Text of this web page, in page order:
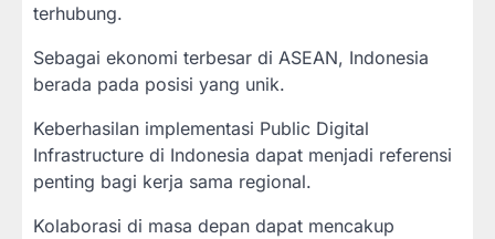
terhubung.
Sebagai ekonomi terbesar di ASEAN, Indonesia
berada pada posisi yang unik.
Keberhasilan implementasi Public Digital
Infrastructure di Indonesia dapat menjadi referensi
penting bagi kerja sama regional.
Kolaborasi di masa depan dapat mencakup